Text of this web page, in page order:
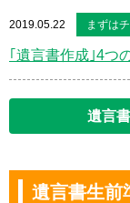
2019.05.22 まずは
｢遺言書作成｣4つ
遺言
遺言書生前